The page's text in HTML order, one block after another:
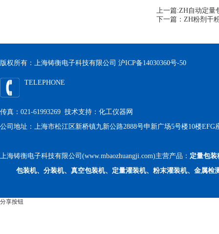
上一篇:ZH自动定量
下一篇： ZH粉剂干
版权所有：上海铸衡电子科技有限公司 沪ICP备14030360号-50
TELEPHONE
传真：021-61993269 技术支持： 化工仪器网
公司地址：上海市松江区新桥镇九新公路2888号申新广场5号楼10楼EFG
上海铸衡电子科技有限公司(www.mbaozhuangji.com)主营产品： 定量包装
包装机、分装机、真空包装机、定量灌装机、粉末灌装机、金属检
分享按钮